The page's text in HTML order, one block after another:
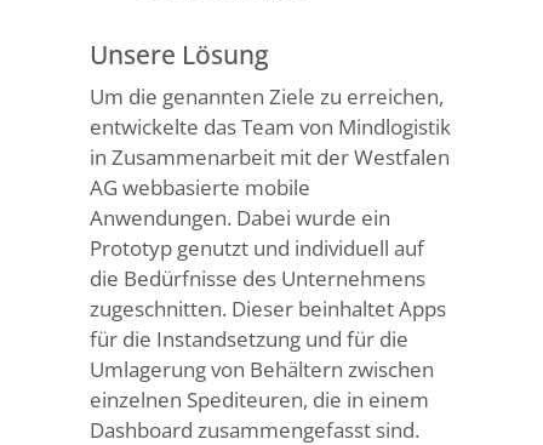
Unsere Lösung
Um die genannten Ziele zu erreichen,
entwickelte das Team von Mindlogistik
in Zusammenarbeit mit der Westfalen
AG webbasierte mobile
Anwendungen. Dabei wurde ein
Prototyp genutzt und individuell auf
die Bedürfnisse des Unternehmens
zugeschnitten. Dieser beinhaltet Apps
für die Instandsetzung und für die
Umlagerung von Behältern zwischen
einzelnen Spediteuren, die in einem
Dashboard zusammengefasst sind.